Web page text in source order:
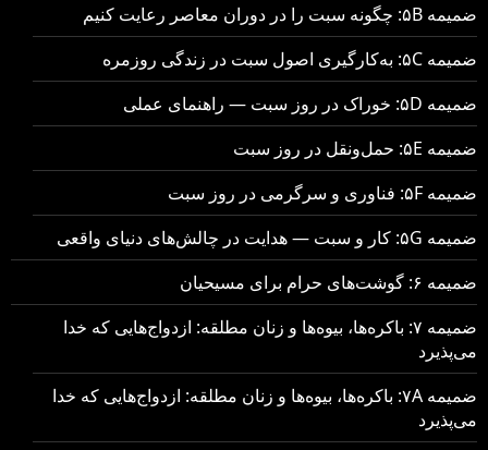
ضمیمه ۵B: چگونه سبت را در دوران معاصر رعایت کنیم
ضمیمه ۵C: به‌کارگیری اصول سبت در زندگی روزمره
ضمیمه ۵D: خوراک در روز سبت — راهنمای عملی
ضمیمه ۵E: حمل‌ونقل در روز سبت
ضمیمه ۵F: فناوری و سرگرمی در روز سبت
ضمیمه ۵G: کار و سبت — هدایت در چالش‌های دنیای واقعی
ضمیمه ۶: گوشت‌های حرام برای مسیحیان
ضمیمه ۷: باکره‌ها، بیوه‌ها و زنان مطلقه: ازدواج‌هایی که خدا
می‌پذیرد
ضمیمه ۷A: باکره‌ها، بیوه‌ها و زنان مطلقه: ازدواج‌هایی که خدا
می‌پذیرد